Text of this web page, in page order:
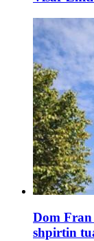
Dom Fran
shpirtin